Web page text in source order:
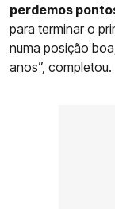
perdemos
para terminar o
numa posição
anos”, completou.